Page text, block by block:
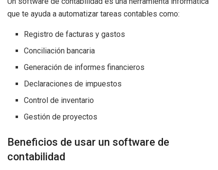
que te ayuda a automatizar tareas contables como:
Registro de facturas y gastos
Conciliación bancaria
Generación de informes financieros
Declaraciones de impuestos
Control de inventario
Gestión de proyectos
Beneficios de usar un software de
contabilidad